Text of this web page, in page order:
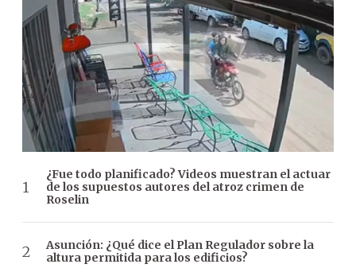
¿Fue todo planificado? Videos muestran el actuar
de los supuestos autores del atroz crimen de
Roselin
Asunción: ¿Qué dice el Plan Regulador sobre la
altura permitida para los edificios?